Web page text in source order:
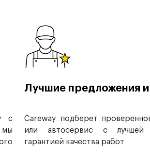
с
мы
Лучшие предложения
Careway подберет
или автосервис с
гарантией качества работ